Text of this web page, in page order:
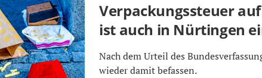
Verpackungssteuer
ist auch in Nürtingen
Nach dem Urteil des
wieder damit befassen.